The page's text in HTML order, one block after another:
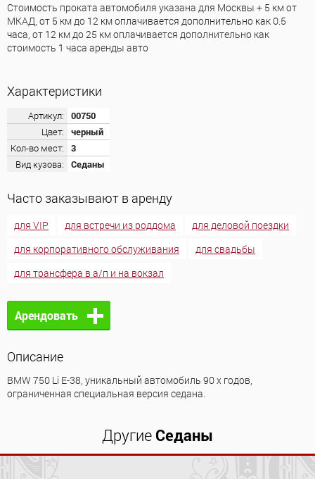
Стоимость проката автомобиля указана для Москвы + 5 км от
МКАД, от 5 км до 12 км оплачивается дополнительно как 0.5
часа, от 12 км до 25 км оплачивается дополнительно как
стоимость 1 часа аренды авто
Характеристики
Артикул:
00750
Цвет:
черный
Кол-во мест:
3
Вид кузова:
Седаны
Часто заказывают в аренду
для VIP для встречи из роддома
для деловой поездки
для корпоративного обслуживания
для свадьбы
для трансфера в а/п и на вокзал
Арендовать
Описание
BMW 750 Li Е-38, уникальный автомобиль 90 х годов,
ограниченная специальная версия седана.
Другие Седаны